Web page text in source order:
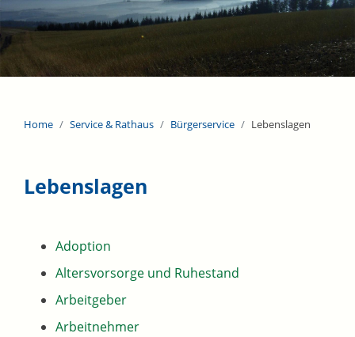
Home Service & Rathaus Bürgerservice Lebenslagen
Lebenslagen
Adoption
Altersvorsorge und Ruhestand
Arbeitgeber
Arbeitnehmer